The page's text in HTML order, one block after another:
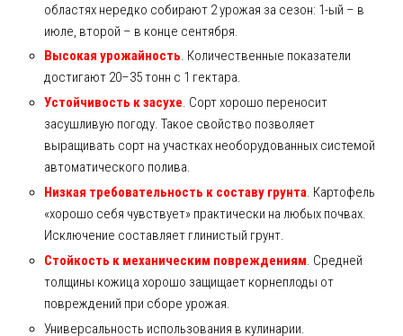
областях нередко собирают 2 урожая за сезон: 1-ый – в
июле, второй – в конце сентября.
Высокая урожайность. Количественные показатели
достигают 20–35 тонн с 1 гектара.
Устойчивость к засухе. Сорт хорошо переносит
засушливую погоду. Такое свойство позволяет
выращивать сорт на участках необорудованных системой
автоматического полива.
Низкая требовательность к составу грунта. Картофель
«хорошо себя чувствует» практически на любых почвах.
Исключение составляет глинистый грунт.
Стойкость к механическим повреждениям. Средней
толщины кожица хорошо защищает корнеплоды от
повреждений при сборе урожая.
Универсальность использования в кулинарии.